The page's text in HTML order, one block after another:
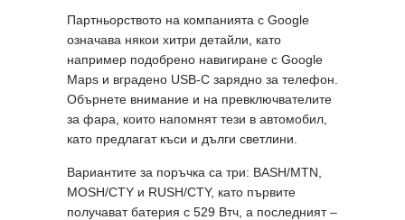
Партньорството на компанията с Google
означава някои хитри детайли, като
например подобрено навигиране с Google
Maps и вградено USB-C зарядно за телефон.
Обърнете внимание и на превключвателите
за фара, които напомнят тези в автомобил,
като предлагат къси и дълги светлини.
Вариантите за поръчка са три: BASH/MTN,
MOSH/CTY и RUSH/CTY, като първите
получават батерия с 529 Втч, а последният –